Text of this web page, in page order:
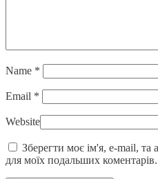
Name *
Email *
Website
Зберегти моє ім'я, e-mail, та
для моїх подальших коментарів.